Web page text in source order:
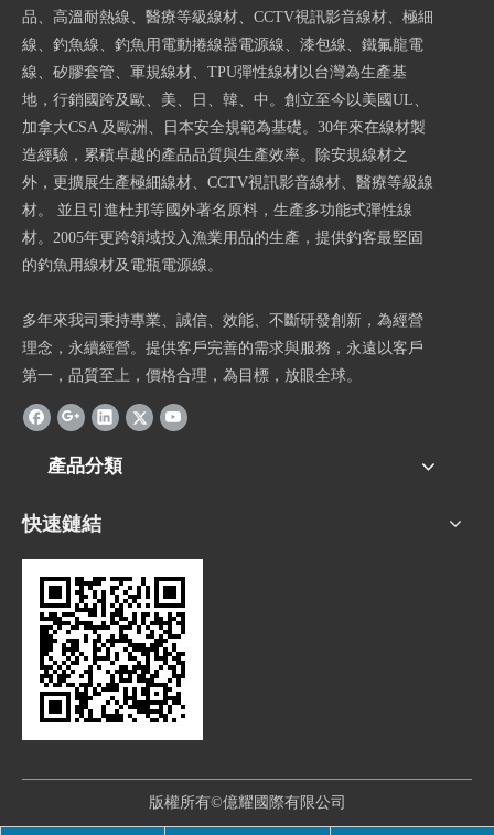
品、高溫耐熱線、醫療等級線材、CCTV視訊影音線材、極細
線、釣魚線、釣魚用電動捲線器電源線、漆包線、鐵氟龍電
線、矽膠套管、軍規線材、TPU彈性線材以台灣為生產基
地，行銷國跨及歐、美、日、韓、中。創立至今以美國UL、
加拿大CSA 及歐洲、日本安全規範為基礎。30年來在線材製
造經驗，累積卓越的產品品質與生產效率。除安規線材之
外，更擴展生產極細線材、CCTV視訊影音線材、醫療等級線
材。 並且引進杜邦等國外著名原料，生產多功能式彈性線
材。2005年更跨領域投入漁業用品的生產，提供釣客最堅固
的釣魚用線材及電瓶電源線。
多年來我司秉持專業、誠信、效能、不斷研發創新，為經營
理念，永續經營。提供客戶完善的需求與服務，永遠以客戶
第一，品質至上，價格合理，為目標，放眼全球。
產品分類
快速鏈結
版權所有©億耀國際有限公司